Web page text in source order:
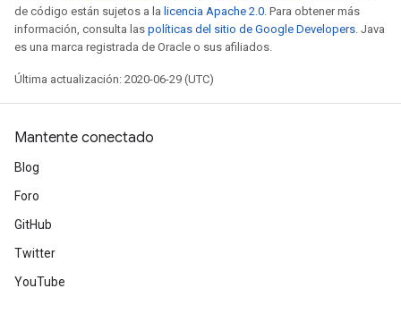
de código están sujetos a la licencia Apache 2.0. Para obtener más
información, consulta las políticas del sitio de Google Developers. Java
es una marca registrada de Oracle o sus afiliados.
Última actualización: 2020-06-29 (UTC)
Mantente conectado
Blog
Foro
GitHub
Twitter
YouTube